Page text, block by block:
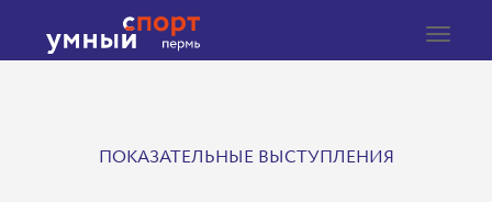
Toggle
ПОКАЗАТЕЛЬНЫЕ ВЫСТУПЛЕНИЯ